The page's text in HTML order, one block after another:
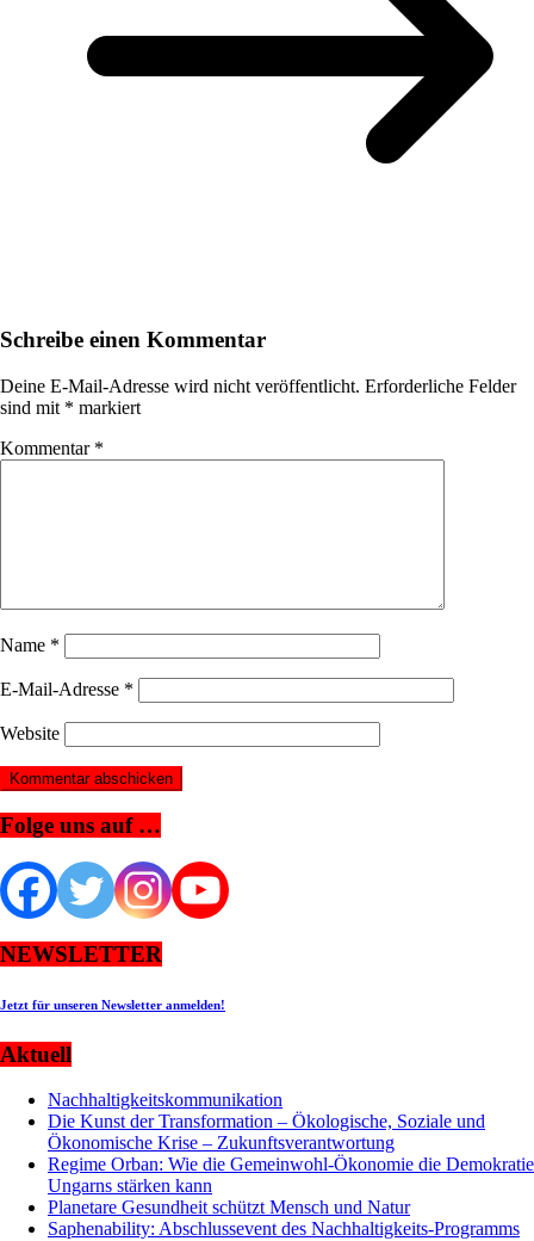
Schreibe einen Kommentar
Deine E-Mail-Adresse wird nicht veröffentlicht. Erforderliche Felder
sind mit * markiert
Kommentar *
Name *
E-Mail-Adresse *
Website
Folge uns auf …
NEWSLETTER
Jetzt für unseren Newsletter anmelden!
Aktuell
Nachhaltigkeitskommunikation
Die Kunst der Transformation – Ökologische, Soziale und
Ökonomische Krise – Zukunftsverantwortung
Regime Orban: Wie die Gemeinwohl-Ökonomie die Demokratie
Ungarns stärken kann
Planetare Gesundheit schützt Mensch und Natur
Saphenability: Abschlussevent des Nachhaltigkeits-Programms